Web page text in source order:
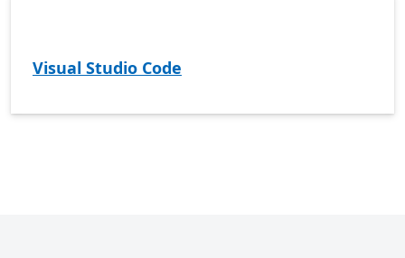
Visual Studio Code